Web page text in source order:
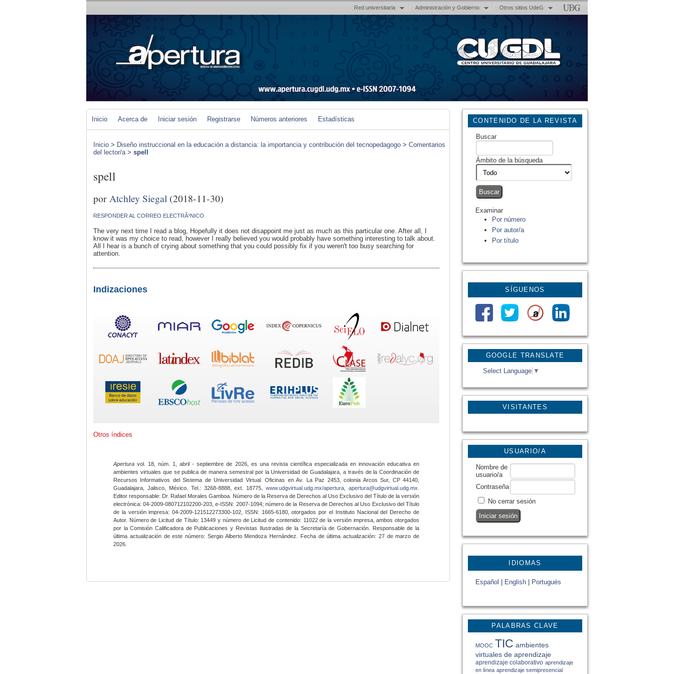
Red universitaria Administración y Gobierno Otros sitios UdeG
GOOGLE TRANSLATE
Select Language ▼
VISITANTES
CONTENIDO DE LA REVISTA
Buscar
Ámbito de la búsqueda
Examinar
Por número
Por autor/a
Por título
SÍGUENOS
USUARIO/A
Nombre de
usuario/a
Contraseña
No cerrar sesión
IDIOMAS
Español English Portugués
PALABRAS CLAVE
MOOC TIC ambientes
virtuales de aprendizaje
aprendizaje colaborativo aprendizaje
en línea aprendizaje semipresencial
Inicio Acerca de Iniciar sesión Registrarse Números anteriores Estadísticas
Inicio > Diseño instruccional en la educación a distancia: la importancia y contribución del tecnopedagogo > Comentarios
del lector/a> spell
spell
por Atchley Siegal (2018-11-30)
RESPONDER AL CORREO ELECTRÃ³NICO
The very next time I read a blog, Hopefully it does not disappoint me just as much as this particular one. After all, I
know it was my choice to read, however I really believed you would probably have something interesting to talk about.
All I hear is a bunch of crying about something that you could possibly fix if you weren't too busy searching for
attention.
Indizaciones
Otros índices
Apertura vol. 18, núm. 1, abril - septiembre de 2026, es una revista científica especializada en innovación educativa en
ambientes virtuales que se publica de manera semestral por la Universidad de Guadalajara, a través de la Coordinación de
Recursos Informativos del Sistema de Universidad Virtual. Oficinas en Av. La Paz 2453, colonia Arcos Sur, CP 44140,
Guadalajara, Jalisco, México. Tel.: 3268-8888, ext. 18775,www.udgvirtual.udg.mx/apertura apertura@udgvirtual.udg.mx
Editor responsable: Dr. Rafael Morales Gamboa. Número de la Reserva de Derechos al Uso Exclusivo del Título de la versión
electrónica: 04-2009-080712102200-203, e-ISSN: 2007-1094; número de la Reserva de Derechos al Uso Exclusivo del Título
de la versión impresa: 04-2009-121512273300-102, ISSN: 1665-6180, otorgados por el Instituto Nacional del Derecho de
Autor. Número de Licitud de Título: 13449 y número de Licitud de contenido: 11022 de la versión impresa, ambos otorgados
por la Comisión Calificadora de Publicaciones y Revistas Ilustradas de la Secretaría de Gobernación. Responsable de la
última actualización de este número: Sergio Alberto Mendoza Hernández. Fecha de última actualización: 27 de marzo de
2026.